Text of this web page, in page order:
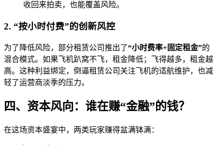
收回来拍卖，也能覆盖风险。
2. “按小时付费”的创新风控
为了降低风险，部分租赁公司推出了“小时费率+固定租金”的
混合模式。如果飞机趴窝不飞，租金降低；飞得越多，租金越
高。这种利益绑定，倒逼租赁公司关注飞机的适航维护，也减
轻了运营商淡季的压力。
四、资本风向：谁在赚“金融”的钱？
在这场资本盛宴中，两类玩家赚得盆满钵满：